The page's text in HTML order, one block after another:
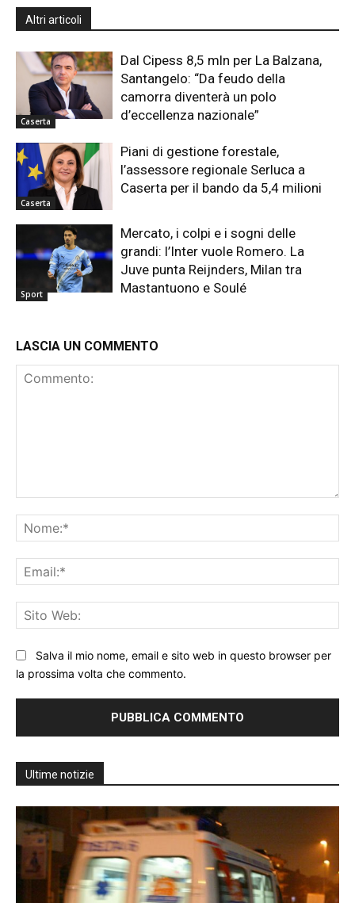
Altri articoli
Caserta
Dal Cipess 8,5 mln per La Balzana,
Santangelo: “Da feudo della
camorra diventerà un polo
d’eccellenza nazionale”
Caserta
Piani di gestione forestale,
l’assessore regionale Serluca a
Caserta per il bando da 5,4 milioni
Sport
Mercato, i colpi e i sogni delle
grandi: l’Inter vuole Romero. La
Juve punta Reijnders, Milan tra
Mastantuono e Soulé
LASCIA UN COMMENTO
Salva il mio nome, email e sito web in questo browser per
la prossima volta che commento.
Ultime notizie